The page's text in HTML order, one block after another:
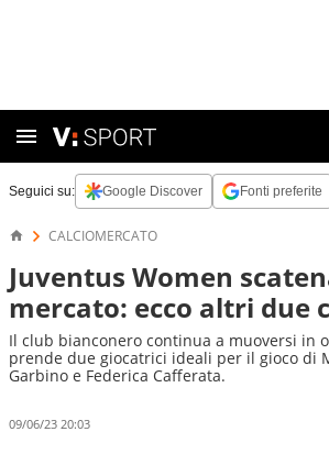
Seguici su: Google Discover Fonti preferite
CALCIOMERCATO
Juventus Women
mercato: ecco altri due
Il club bianconero continua a muoversi in
prende due giocatrici ideali per il gioco di
Garbino e Federica Cafferata.
09/06/23 20:03